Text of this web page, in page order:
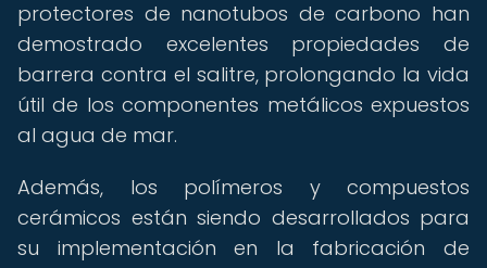
protectores de nanotubos de carbono han
demostrado excelentes propiedades de
barrera contra el salitre, prolongando la vida
útil de los componentes metálicos expuestos
al agua de mar.
Además, los polímeros y compuestos
cerámicos están siendo desarrollados para
su implementación en la fabricación de